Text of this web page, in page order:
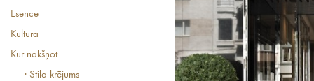
Esence
Kultūra
Kur nakšņot
· Stila krējums